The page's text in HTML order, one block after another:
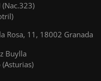
Rosa, 11, 18002 Granada
Buylla